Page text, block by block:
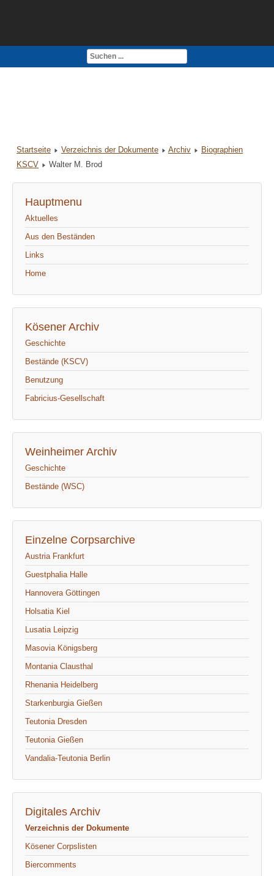
Impressum
Startseite Verzeichnis der Dokumente Archiv
Biographien
KSCV
Walter M. Brod
Hauptmenu
Aktuelles
Aus den Beständen
Links
Home
Kösener Archiv
Geschichte
Bestände (KSCV)
Benutzung
Fabricius-Gesellschaft
Weinheimer Archiv
Geschichte
Bestände (WSC)
Einzelne Corpsarchive
Austria Frankfurt
Guestphalia Halle
Hannovera Göttingen
Holsatia Kiel
Lusatia Leipzig
Masovia Königsberg
Montania Clausthal
Rhenania Heidelberg
Starkenburgia Gießen
Teutonia Dresden
Teutonia Gießen
Vandalia-Teutonia Berlin
Digitales Archiv
Verzeichnis der Dokumente
Kösener Corpslisten
Biercomments